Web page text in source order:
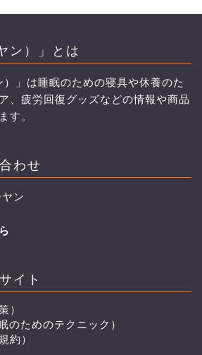
ン）」とは
）」は睡眠のための寝具や休養のた
、疲労回復グッズなどの情報や商品
す。
わせ
ン
イト
）
のためのテクニック）
約）